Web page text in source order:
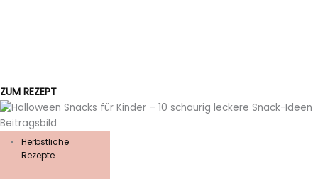
ZUM REZEPT
Herbstliche
Rezepte